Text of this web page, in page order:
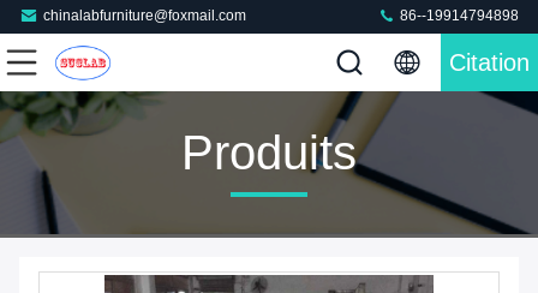
chinalabfurniture@foxmail.com 86--19914794898
Citation
Produits